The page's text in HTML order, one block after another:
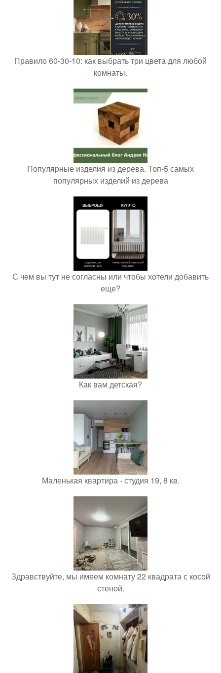
Правило 60-30-10: как выбрать три цвета для любой
комнаты.
Популярные изделия из дерева. Топ-5 самых
популярных изделий из дерева
С чем вы тут не согласны или чтобы хотели добавить
еще?
Как вам детская?
Маленькая квартира - студия 19, 8 кв.
Здравствуйте, мы имеем комнату 22 квадрата с косой
стеной.